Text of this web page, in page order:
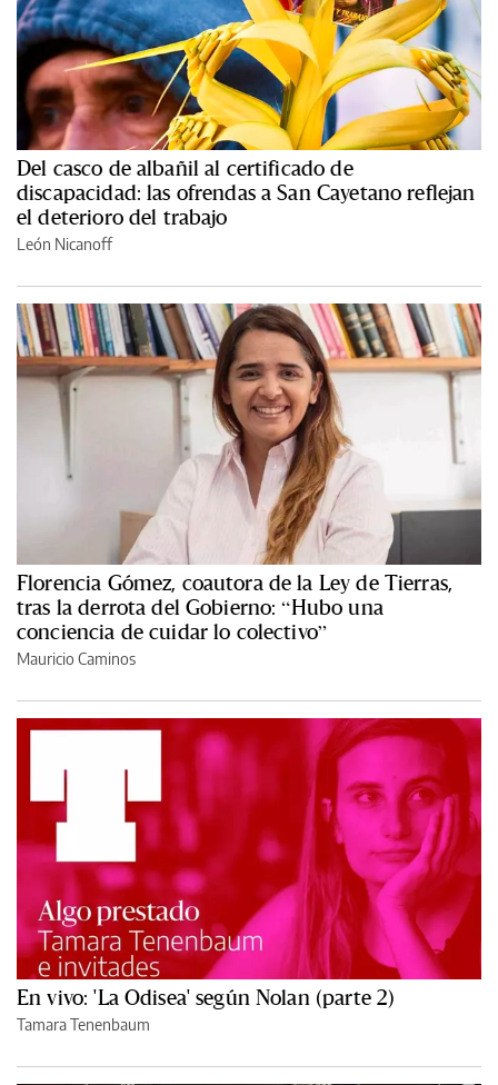
Del casco de albañil al certificado de
discapacidad: las ofrendas a San Cayetano reflejan
el deterioro del trabajo
León Nicanoff
Florencia Gómez, coautora de la Ley de Tierras,
tras la derrota del Gobierno: “Hubo una
conciencia de cuidar lo colectivo”
Mauricio Caminos
En vivo: 'La Odisea' según Nolan (parte 2)
Tamara Tenenbaum